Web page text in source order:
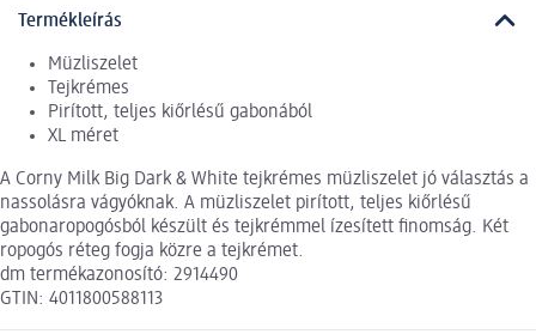
Termékleírás
Müzliszelet
Tejkrémes
Pirított, teljes kiőrlésű gabonából
XL méret
A Corny Milk Big Dark & White tejkrémes müzliszelet jó választás a
nassolásra vágyóknak. A müzliszelet pirított, teljes kiőrlésű
gabonaropogósból készült és tejkrémmel ízesített finomság. Két
ropogós réteg fogja közre a tejkrémet.
dm termékazonosító: 2914490
GTIN: 4011800588113